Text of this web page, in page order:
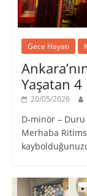
Gece Hayatı
Yaşatan 4
20/05/2026
D-minör – Duru
Merhaba